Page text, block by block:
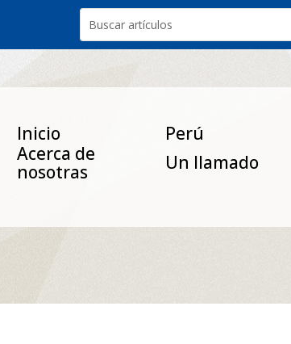
Inicio Perú
Acerca de
nosotras
Un Ilamado